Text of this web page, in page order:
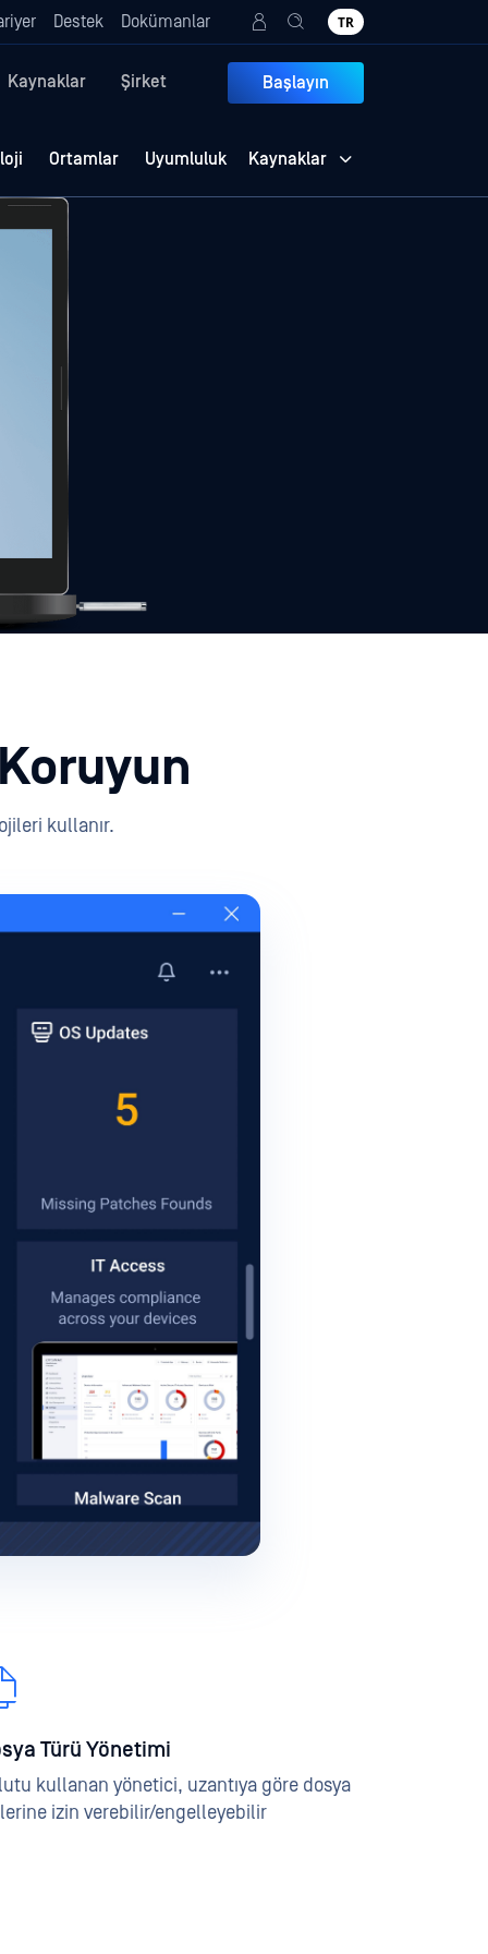
Destek Dokümanlar TR
Kaynaklar Şirket Başlayın
Ortamlar Uyumluluk Kaynaklar
kullanır.
Türü Yönetimi
kullanan yönetici, uzantıya göre dosya
izin verebilir/engelleyebilir